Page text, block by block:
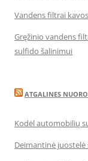
Vandens filtrai
Gręžinio vandens
sulfido šalinimui
ATGALINES
Kodėl automobilių
Deimantinė